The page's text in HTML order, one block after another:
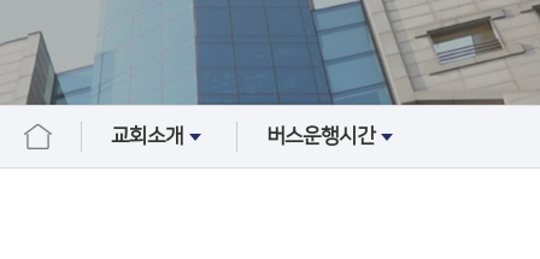
교회소개 버스운행시간